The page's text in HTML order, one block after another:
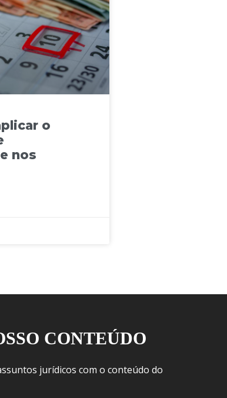
o
nos
CONTEÚDO
jurídicos com o conteúdo do